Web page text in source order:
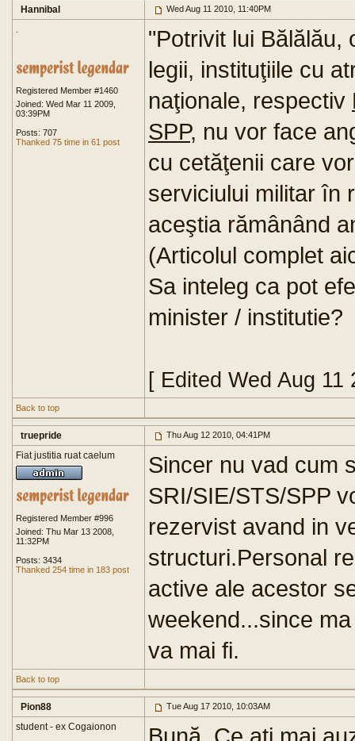
Hannibal Wed Aug 11 2010, 11:40PM
.
Registered Member #1460
Joined: Wed Mar 11 2009,
03:39PM
Posts: 707
Thanked 75 time in 61 post
"Potrivit lui Bălălău,
legii, instituţiile cu
naţionale, respectiv
SPP, nu vor face
cu cetăţenii care
serviciului militar în
aceştia rămânând
(Articolul complet
Sa inteleg ca pot
minister / institutie?
[ Edited Wed Aug 11
Back to top
truepride Thu Aug 12 2010, 04:41PM
Fiat justitia ruat caelum
Registered Member #996
Joined: Thu Mar 13 2008,
11:32PM
Posts: 3434
Thanked 254 time in 183 post
Sincer nu vad cum
SRI/SIE/STS/SPP
rezervist avand in
structuri.Personal
active ale acestor
weekend...since
va mai fi.
Back to top
Pion88 Tue Aug 17 2010, 10:03AM
student - ex Cogaionon